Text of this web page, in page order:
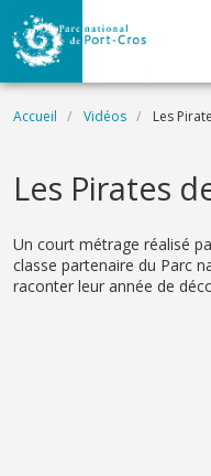
Aller au contenu principal
Fil d'Ariane
Accueil Vidéos Les
Name
Les Pirates
Description
Un court métrage réalisé
classe partenaire du Parc
raconter leur année de